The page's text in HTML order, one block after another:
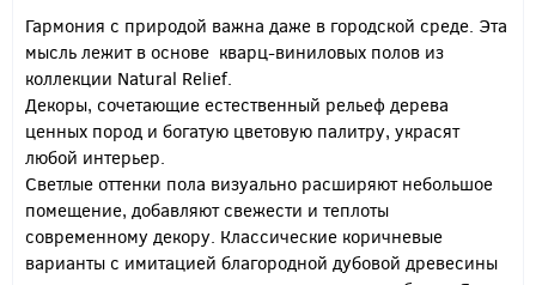
Гармония с природой важна даже в городской среде. Эта
мысль лежит в основе кварц-виниловых полов из
коллекции Natural Relief.
Декоры, сочетающие естественный рельеф дерева
ценных пород и богатую цветовую палитру, украсят
любой интерьер.
Светлые оттенки пола визуально расширяют небольшое
помещение, добавляют свежести и теплоты
современному декору. Классические коричневые
варианты с имитацией благородной дубовой древесины